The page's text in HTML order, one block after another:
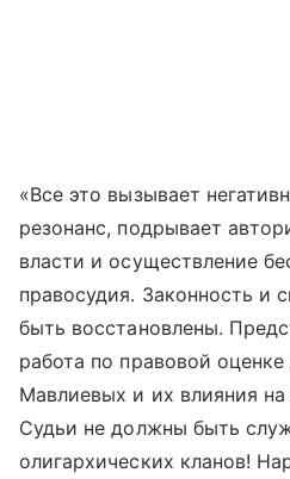
«Все это вызывает
резонанс, подрывает
власти и осуществление
правосудия. Законность и
быть восстановлены.
работа по правовой оценке
Мавлиевых и их влияния
Судьи не должны быть
олигархических кланов!